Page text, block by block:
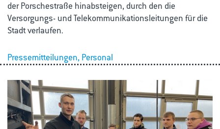
der Porschestraße hinabsteigen, durch den die
Versorgungs- und Telekommunikationsleitungen für die
Stadt verlaufen.
Pressemitteilungen, Personal